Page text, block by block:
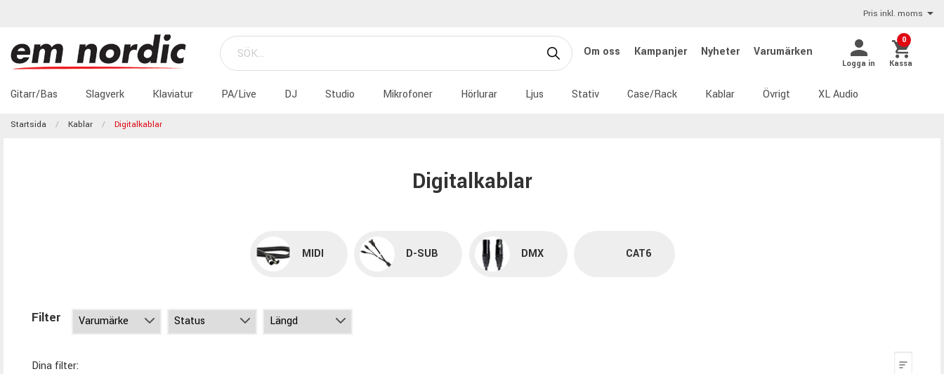
Pris inkl. moms
Om oss Kampanjer Nyheter Varumärken
Logga in
0
Kassa
Gitarr/Bas Slagverk Klaviatur PA/Live DJ Studio Mikrofoner Hörlurar Ljus Stativ Case/Rack Kablar Övrigt XL Audio
Startsida Kablar Digitalkablar
Digitalkablar
MIDI D-SUB DMX CAT6
Filter
Dina filter: